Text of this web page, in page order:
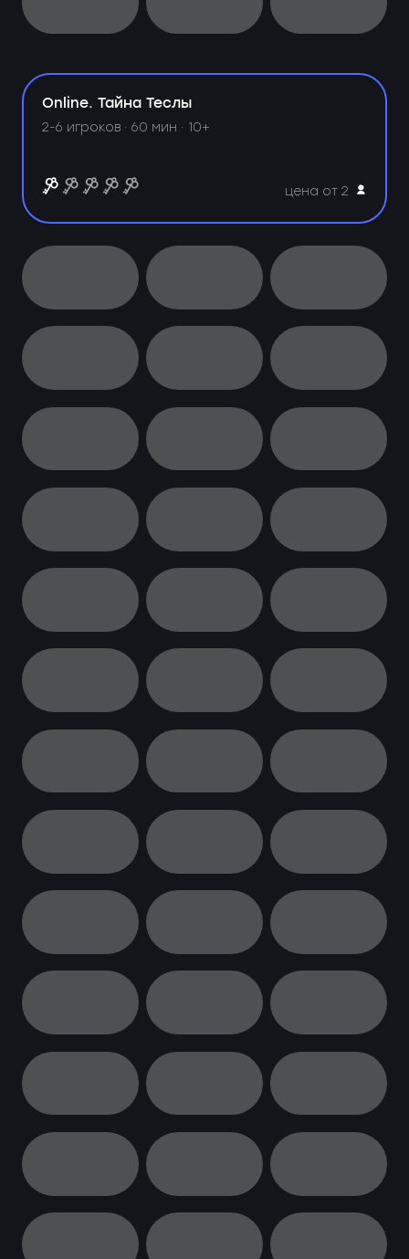
Online. Тайна Теслы
2-6 игроков · 60 мин · 10+
цена от 2